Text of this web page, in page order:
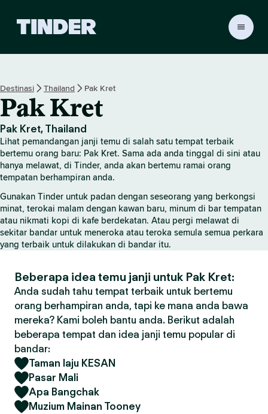
a
n
U
a
m
a
T
n
d
e
r
Destinasi Thailand Pak Kret
Pak Kret
Pak Kret, Thailand
Lihat pemandangan janji temu di salah satu tempat terbaik
bertemu orang baru: Pak Kret. Sama ada anda tinggal di sini atau
hanya melawat, di Tinder, anda akan bertemu ramai orang
tempatan berhampiran anda.
Gunakan Tinder untuk padan dengan seseorang yang berkongsi
minat, terokai malam dengan kawan baru, minum di bar tempatan
atau nikmati kopi di kafe berdekatan. Atau pergi melawat di
sekitar bandar untuk meneroka atau teroka semula semua perkara
yang terbaik untuk dilakukan di bandar itu.
Beberapa idea temu janji untuk Pak Kret:
Anda sudah tahu tempat terbaik untuk bertemu
orang berhampiran anda, tapi ke mana anda bawa
mereka? Kami boleh bantu anda. Berikut adalah
beberapa tempat dan idea janji temu popular di
bandar:
Taman laju KESAN
Pasar Mali
Apa Bangchak
Muzium Mainan Tooney